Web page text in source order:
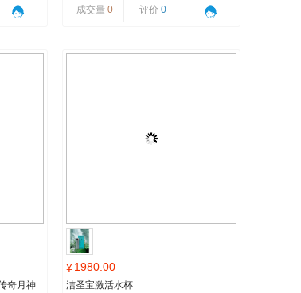
成交量 0 评价 0
奇月神
¥1980.00
洁圣宝激活水杯